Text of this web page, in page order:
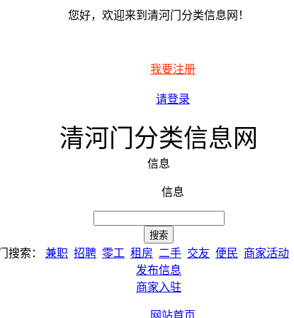
您好，欢迎来到清河门分类信息网！
我要注册
请登录
清河门分类信息网
信息
信息
搜索： 兼职 招聘 零工 租房 二手 交友 便民 商家活动
发布信息
商家入驻
网站首页